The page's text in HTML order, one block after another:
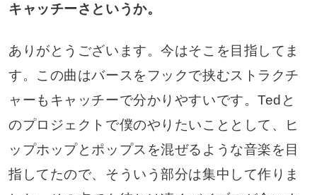
キャッチーさというか。
ありがとうございます。今はそこを目指してま
す。この曲はバースをフックで挟むストラクチ
ャーもキャッチーで分かりやすいです。Tedと
のプロジェクトで僕のやりたいこととして、ヒ
ップホップとポップスを混ぜるような音楽を目
指してたので、そういう部分は集中して作りま